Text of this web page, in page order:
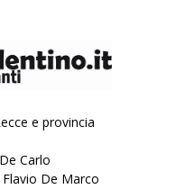
e provincia
Carlo
De Marco